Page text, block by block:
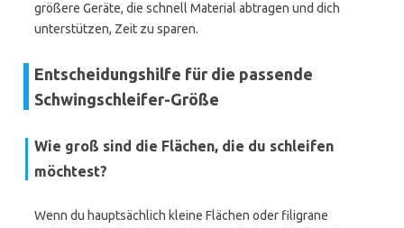
größere Geräte, die schnell Material abtragen und dich
unterstützen, Zeit zu sparen.
Entscheidungshilfe für die passende
Schwingschleifer-Größe
Wie groß sind die Flächen, die du schleifen
möchtest?
Wenn du hauptsächlich kleine Flächen oder filigrane